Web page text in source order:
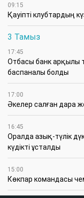
09:15
Қауіпті клубтардың
3 Тамыз
17:45
Отбасы банк арқылы
баспаналы болды
17:00
Әкелер салған дара
16:45
Оралда азық-түлік
күдікті ұсталды
15:00
Көкпар командасы